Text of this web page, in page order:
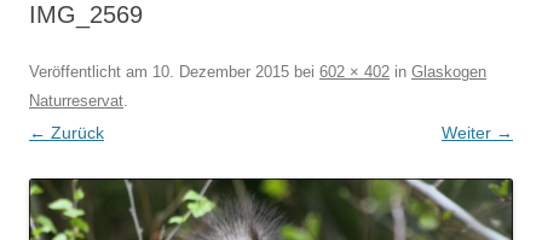
IMG_2569
Veröffentlicht am 10. Dezember 2015 bei 602 × 402 in Glaskogen
Naturreservat.
← Zurück Weiter →